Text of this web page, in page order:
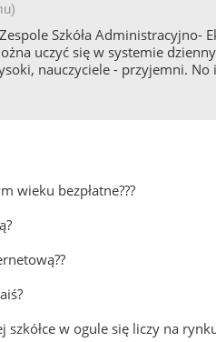
Szkóła Administracyjno-
uczyć się w systemie
nauczyciele - przyjemni.
wieku bezpłatne???
w ogule się liczy na